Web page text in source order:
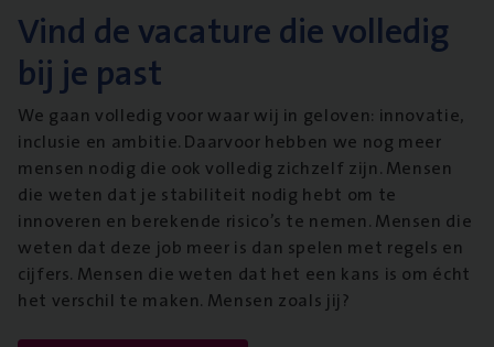
Vind de vacature die volledig
bij je past
We gaan volledig voor waar wij in geloven: innovatie,
inclusie en ambitie. Daarvoor hebben we nog meer
mensen nodig die ook volledig zichzelf zijn. Mensen
die weten dat je stabiliteit nodig hebt om te
innoveren en berekende risico’s te nemen. Mensen die
weten dat deze job meer is dan spelen met regels en
cijfers. Mensen die weten dat het een kans is om écht
het verschil te maken. Mensen zoals jij?